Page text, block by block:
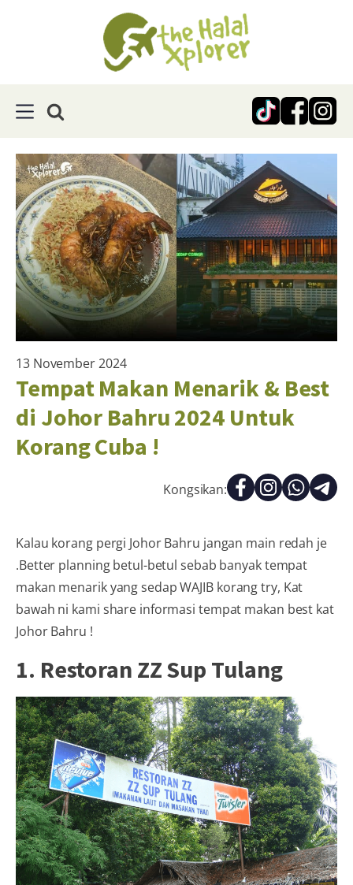
13 November 2024
Tempat Makan Menarik & Best
di Johor Bahru 2024 Untuk
Korang Cuba !
Kongsikan:
Kalau korang pergi Johor Bahru jangan main redah je
.Better planning betul-betul sebab banyak tempat
makan menarik yang sedap WAJIB korang try, Kat
bawah ni kami share informasi tempat makan best kat
Johor Bahru !
‍‍‍‍1. Restoran ZZ Sup Tulang